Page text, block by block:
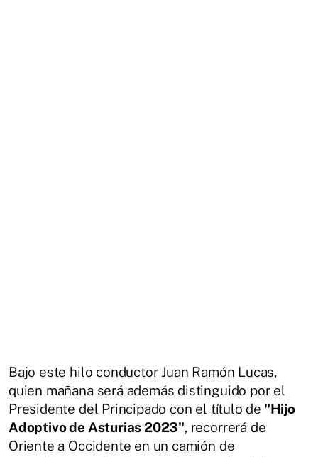
Bajo este hilo conductor Juan Ramón Lucas,
quien mañana será además distinguido por el
Presidente del Principado con el título de "Hijo
Adoptivo de Asturias 2023", recorrerá de
Oriente a Occidente en un camión de